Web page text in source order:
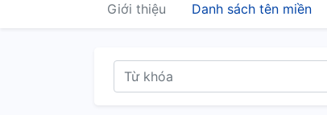
Giới thiệu Danh sách tên miền